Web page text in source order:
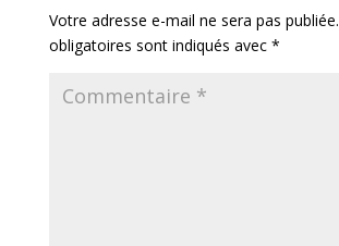
Votre adresse e-mail ne sera pas publiée.
obligatoires sont indiqués avec *